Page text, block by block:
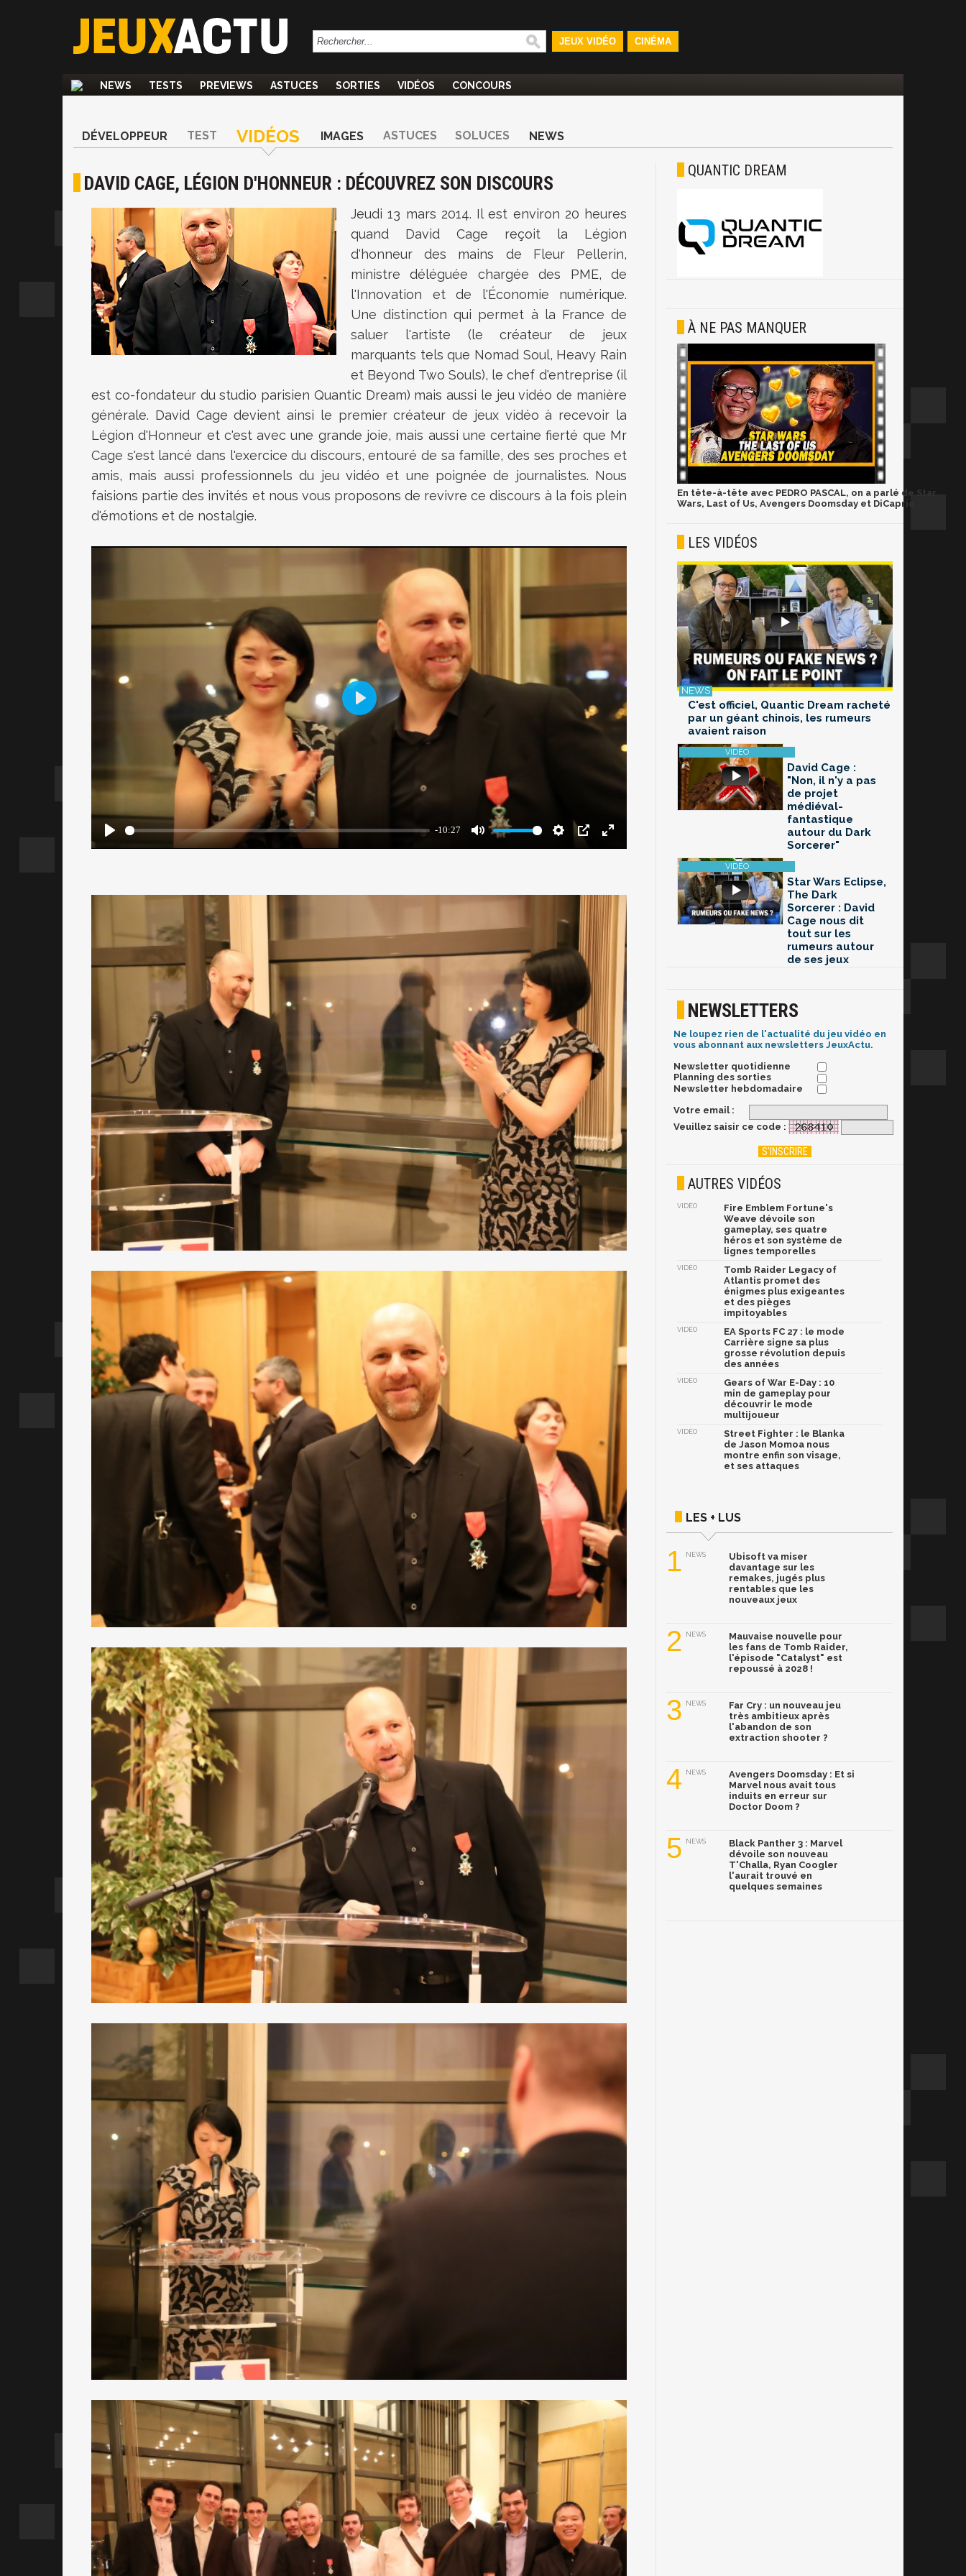
JEUX VIDÉO CINÉMA
NEWS TESTS PREVIEWS ASTUCES SORTIES VIDÉOS CONCOURS
DÉVELOPPEUR TEST VIDÉOS IMAGES ASTUCES SOLUCES NEWS
DAVID CAGE, LÉGION D'HONNEUR : DÉCOUVREZ SON DISCOURS
Jeudi 13 mars 2014. Il est environ 20 heures
quand David Cage reçoit la Légion
d'honneur des mains de Fleur Pellerin,
ministre déléguée chargée des PME, de
l'Innovation et de l'Économie numérique.
Une distinction qui permet à la France de
saluer l'artiste (le créateur de jeux
marquants tels que Nomad Soul, Heavy Rain
et Beyond Two Souls), le chef d'entreprise (il
est co-fondateur du studio parisien Quantic Dream) mais aussi le jeu vidéo de manière
générale. David Cage devient ainsi le premier créateur de jeux vidéo à recevoir la
Légion d'Honneur et c'est avec une grande joie, mais aussi une certaine fierté que Mr
Cage s'est lancé dans l'exercice du discours, entouré de sa famille, des ses proches et
amis, mais aussi professionnels du jeu vidéo et une poignée de journalistes. Nous
faisions partie des invités et nous vous proposons de revivre ce discours à la fois plein
d'émotions et de nostalgie.
QUANTIC DREAM
À NE PAS MANQUER
En tête-à-tête avec PEDRO PASCAL, on a parlé de Star
Wars, Last of Us, Avengers Doomsday et DiCaprio
LES VIDÉOS
C'est officiel, Quantic Dream racheté
par un géant chinois, les rumeurs
avaient raison
David Cage :
"Non, il n'y a pas
de projet
médiéval-
fantastique
autour du Dark
Sorcerer"
Star Wars Eclipse,
The Dark
Sorcerer : David
Cage nous dit
tout sur les
rumeurs autour
de ses jeux
NEWSLETTERS
Ne loupez rien de l'actualité du jeu vidéo en
vous abonnant aux newsletters JeuxActu.
Newsletter quotidienne
Planning des sorties
Newsletter hebdomadaire
Votre email :
Veuillez saisir ce code :
AUTRES VIDÉOS
VIDÉO
Fire Emblem Fortune's
Weave dévoile son
gameplay, ses quatre
héros et son système de
lignes temporelles
VIDÉO
Tomb Raider Legacy of
Atlantis promet des
énigmes plus exigeantes
et des pièges
impitoyables
VIDÉO
EA Sports FC 27 : le mode
Carrière signe sa plus
grosse révolution depuis
des années
VIDÉO
Gears of War E-Day : 10
min de gameplay pour
découvrir le mode
multijoueur
VIDÉO
Street Fighter : le Blanka
de Jason Momoa nous
montre enfin son visage,
et ses attaques
LES + LUS
1 NEWS
Ubisoft va miser
davantage sur les
remakes, jugés plus
rentables que les
nouveaux jeux
2 NEWS
Mauvaise nouvelle pour
les fans de Tomb Raider,
l'épisode "Catalyst" est
repoussé à 2028 !
3 NEWS
Far Cry : un nouveau jeu
très ambitieux après
l'abandon de son
extraction shooter ?
4 NEWS
Avengers Doomsday : Et si
Marvel nous avait tous
induits en erreur sur
Doctor Doom ?
5 NEWS
Black Panther 3 : Marvel
dévoile son nouveau
T'Challa, Ryan Coogler
l'aurait trouvé en
quelques semaines